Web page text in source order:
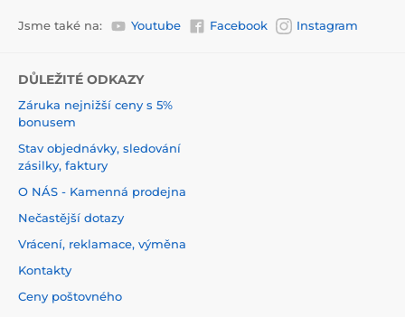
Jsme také na: Youtube Facebook Instagram
DŮLEŽITÉ ODKAZY
Záruka nejnižší ceny s 5%
bonusem
Stav objednávky, sledování
zásilky, faktury
O NÁS - Kamenná prodejna
Nečastější dotazy
Vrácení, reklamace, výměna
Kontakty
Ceny poštovného